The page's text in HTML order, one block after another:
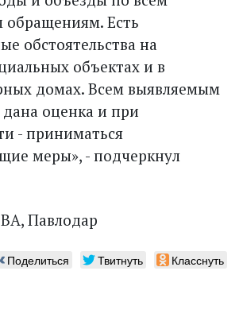
Есть
обстоятельства на
объектах и в
домах. Всем выявляемым
оценка и при
- приниматься
меры», - подчеркнул
Павлодар
Поделиться Твитнуть Класснуть